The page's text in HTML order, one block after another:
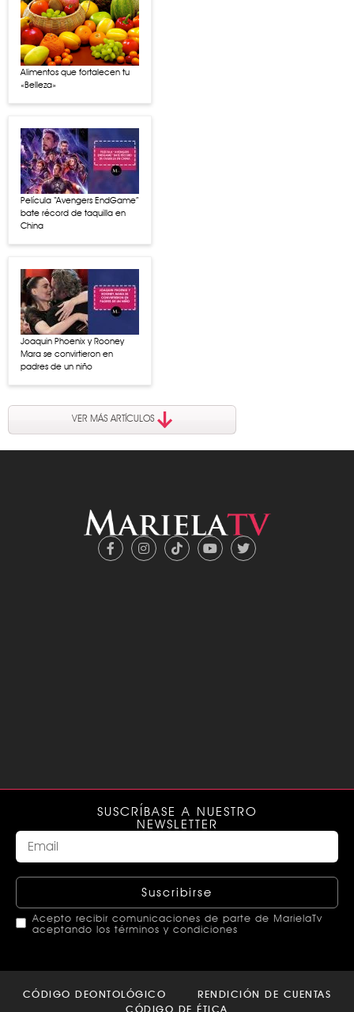
Alimentos que fortalecen tu
«Belleza»
Película “Avengers EndGame”
bate récord de taquilla en
China
Joaquin Phoenix y Rooney
Mara se convirtieron en
padres de un niño
VER MÁS ARTÍCULOS
SUSCRÍBASE A NUESTRO
NEWSLETTER
Suscribirse
Acepto recibir comunicaciones de parte de MarielaTv
aceptando los términos y condiciones
should
CÓDIGO DEONTOLÓGICO
RENDICIÓN DE CUENTAS
CÓDIGO DE ÉTICA